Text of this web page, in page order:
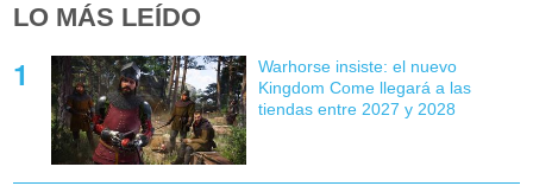
LO MÁS LEÍDO
Warhorse insiste: el nuevo
Kingdom Come llegará a las
tiendas entre 2027 y 2028